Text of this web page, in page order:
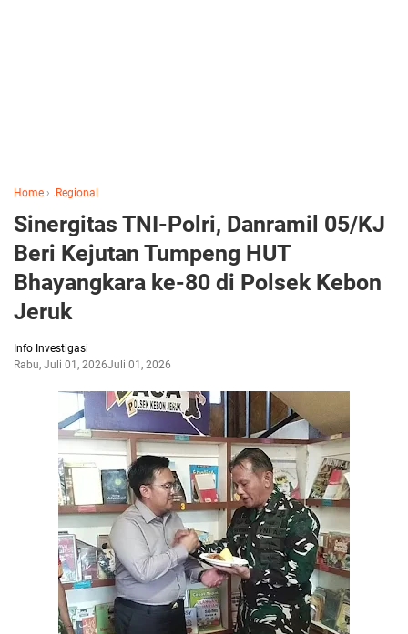
Home › .Regional
Sinergitas TNI-Polri, Danramil 05/KJ
Beri Kejutan Tumpeng HUT
Bhayangkara ke-80 di Polsek Kebon
Jeruk
Info Investigasi
Rabu, Juli 01, 2026Juli 01, 2026